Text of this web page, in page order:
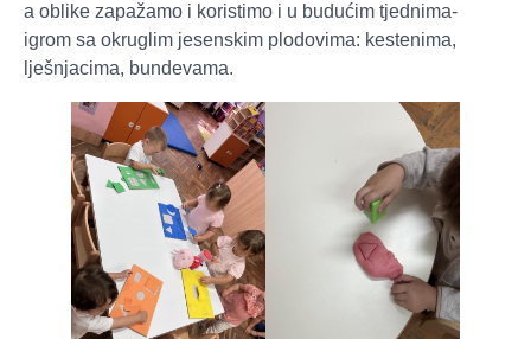
a oblike zapažamo i koristimo i u budućim tjednima-
igrom sa okruglim jesenskim plodovima: kestenima,
lješnjacima, bundevama.